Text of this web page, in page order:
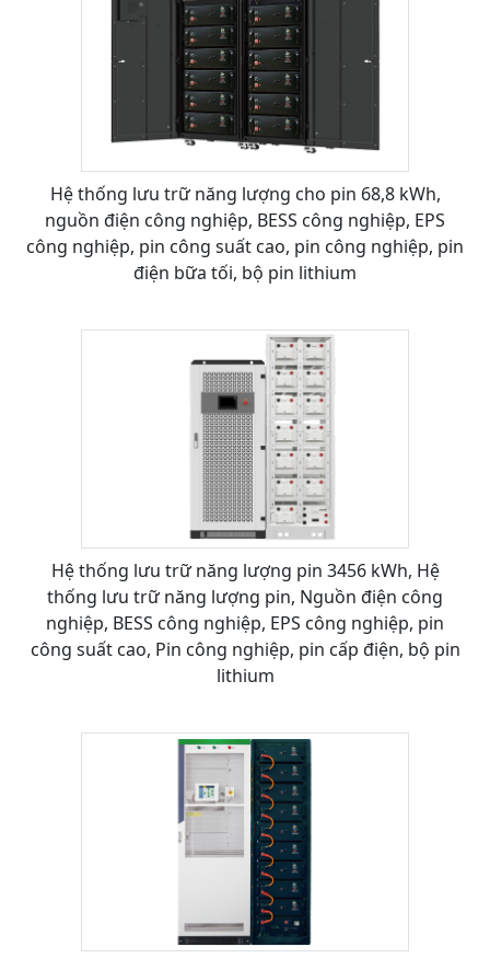
Hệ thống lưu trữ năng lượng cho pin 68,8 kWh,
nguồn điện công nghiệp, BESS công nghiệp, EPS
công nghiệp, pin công suất cao, pin công nghiệp, pin
điện bữa tối, bộ pin lithium
Hệ thống lưu trữ năng lượng pin 3456 kWh, Hệ
thống lưu trữ năng lượng pin, Nguồn điện công
nghiệp, BESS công nghiệp, EPS công nghiệp, pin
công suất cao, Pin công nghiệp, pin cấp điện, bộ pin
lithium